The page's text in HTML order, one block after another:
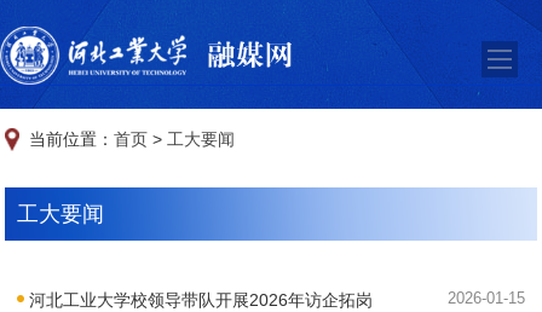
当前位置：首页 > 工大要闻
工大要闻
2026-01-15
河北工业大学校领导带队开展2026年访企拓岗